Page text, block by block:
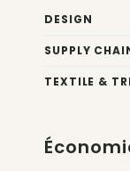
DESIGN
SUPPLY
TEXTILE &